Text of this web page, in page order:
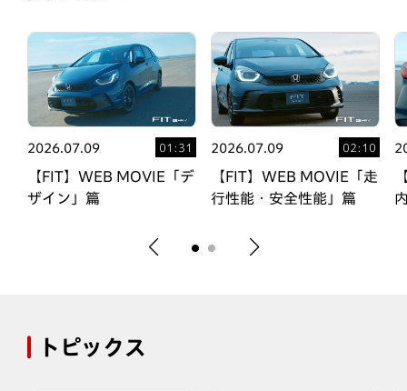
2026.07.09 01:31
【FIT】WEB MOVIE「デ
ザイン」篇
2026.07.09 02:10
【FIT】WEB MOVIE「走
行性能・安全性能」篇
トピックス